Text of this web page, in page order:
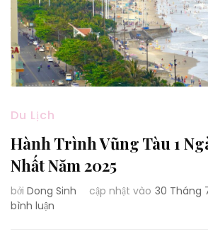
Du Lịch
Hành Trình Vũng Tàu 1
Nhất Năm 2025
bởi Dong Sinh cập nhật vào 30 Tháng
bình luận